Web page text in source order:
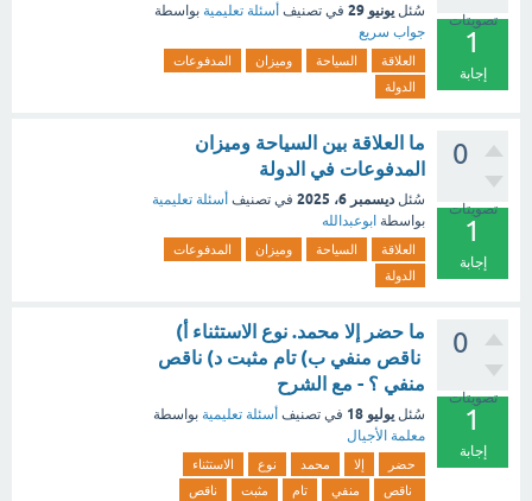
تصويتات
1
إجابة
سُئل يونيو 29 في تصنيف أسئلة تعليمية بواسطة
جواب سريع
العلاقة السياحة وميزان
المدفوعات
الدولة
0
تصويتات
1
إجابة
ما العلاقة بين السياحة وميزان
المدفوعات في الدولة
سُئل ديسمبر 6، 2025 في تصنيف أسئلة تعليمية
بواسطة ابوعبدالله
العلاقة السياحة وميزان
المدفوعات
الدولة
0
تصويتات
1
إجابة
ما حضر إلا محمد. نوع الاستثناء أ)
ناقص منفي ب) تام مثبت د) ناقص
منفي ؟ - مع الشرح
سُئل يوليو 18 في تصنيف أسئلة تعليمية بواسطة
معلمة الأجيال
حضر إلا محمد نوع
الاستثناء
ناقص
منفي تام مثبت ناقص